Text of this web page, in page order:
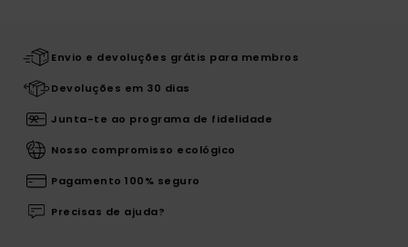
Envio e devoluções grátis para membros
Devoluções em 30 dias
Junta-te ao programa de fidelidade
Nosso compromisso ecológico
Pagamento 100% seguro
Precisas de ajuda?